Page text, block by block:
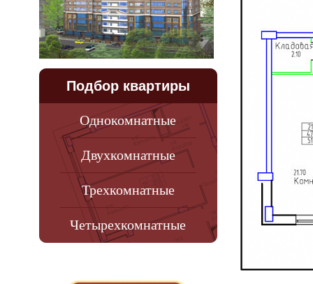
Подбор квартиры
Однокомнатные
Двухкомнатные
Трехкомнатные
Четырехкомнатные